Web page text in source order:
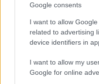
Google consents
I want to allow
related to advertising
device identifiers in
I want to allow my
Google for online
SEDUTE
Vignetta